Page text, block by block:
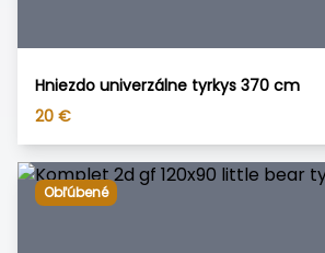
Hniezdo univerzálne tyrkys 370 cm
20 €
Obľúbené